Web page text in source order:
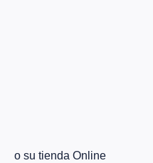
o su tienda Online